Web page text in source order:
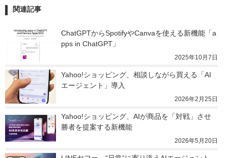
関連記事
ChatGPTからSpotifyやCanvaを使える新機能「a
pps in ChatGPT」
2025年10月7日
Yahoo!ショッピング、相談しながら買える「AI
エージェント」導入
2026年2月25日
Yahoo!ショッピング、AIが商品を「対戦」させ
勝者を提案する新機能
2026年5月20日